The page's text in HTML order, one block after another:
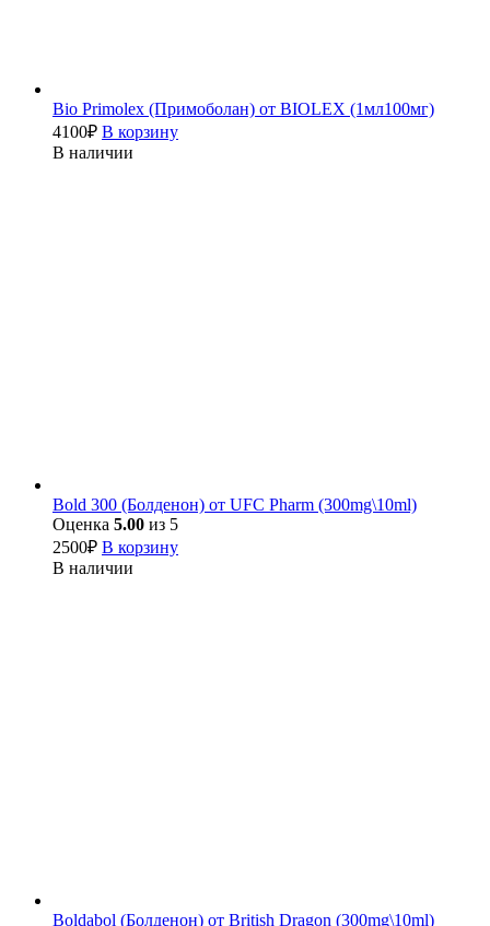
Bio Primolex (Примоболан) от BIOLEX (1мл100мг)
4100₽ В корзину
В наличии
Bold 300 (Болденон) от UFC Pharm (300mg\10ml)
Оценка 5.00 из 5
2500₽ В корзину
В наличии
Boldabol (Болденон) от British Dragon (300mg\10ml)